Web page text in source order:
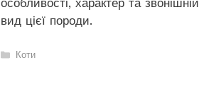
особливості, характер та звонішній
вид цієї породи.
Категорії
Коти